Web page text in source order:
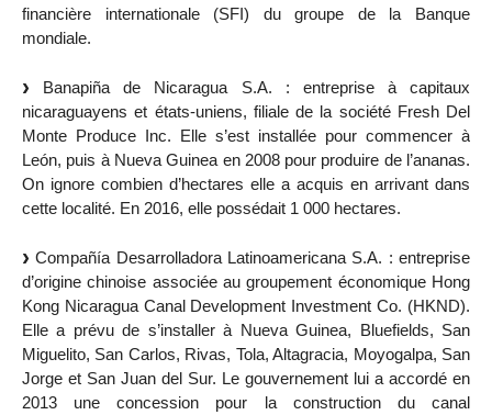
financière internationale (SFI) du groupe de la Banque
mondiale.
Banapiña de Nicaragua S.A. : entreprise à capitaux
nicaraguayens et états-uniens, filiale de la société Fresh Del
Monte Produce Inc. Elle s’est installée pour commencer à
León, puis à Nueva Guinea en 2008 pour produire de l’ananas.
On ignore combien d’hectares elle a acquis en arrivant dans
cette localité. En 2016, elle possédait 1 000 hectares.
Compañía Desarrolladora Latinoamericana S.A. : entreprise
d’origine chinoise associée au groupement économique Hong
Kong Nicaragua Canal Development Investment Co. (HKND).
Elle a prévu de s’installer à Nueva Guinea, Bluefields, San
Miguelito, San Carlos, Rivas, Tola, Altagracia, Moyogalpa, San
Jorge et San Juan del Sur. Le gouvernement lui a accordé en
2013 une concession pour la construction du canal